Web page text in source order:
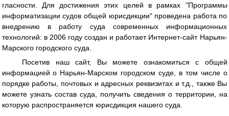
гласности. Для достижения этих целей в рамках "Программы
информатизации судов общей юрисдикции" проведена работа по
внедрению в работу суда современных информационных
технологий: в 2006 году создан и работает Интернет-сайт Нарьян-
Марского городского суда.
Посетив наш сайт, Вы можете ознакомиться с общей
информацией о Нарьян-Марском городском суде, в том числе о
порядке работы, почтовых и адресных реквизитах и т.д., также Вы
можете узнать состав суда, получить сведения о территории, на
которую распространяется юрисдикция нашего суда.